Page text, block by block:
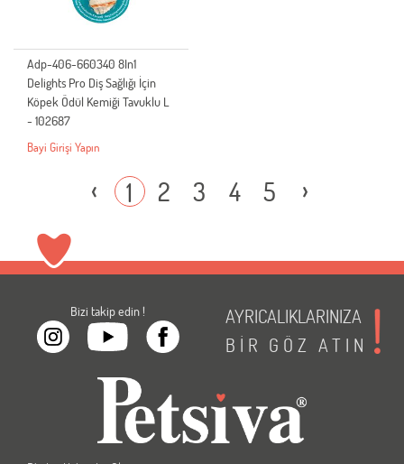
Adp-406-660340 8In1
Delights Pro Diş Sağlığı İçin
Köpek Ödül Kemiği Tavuklu L
- 102687
Bayi Girişi Yapın
‹ 1 2 3 4 5 ›
Bizi takip edin !
AYRICALIKLARINIZA
BİR GÖZ ATIN